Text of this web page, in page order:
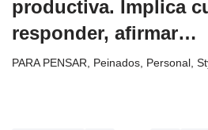
productiva. Implica
responder, afirmar…
PARA PENSAR, Peinados, Personal ,